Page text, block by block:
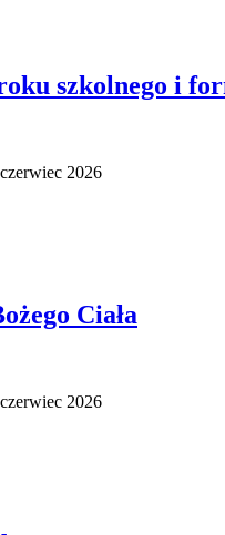
szkolnego i
2026
Ciała
2026